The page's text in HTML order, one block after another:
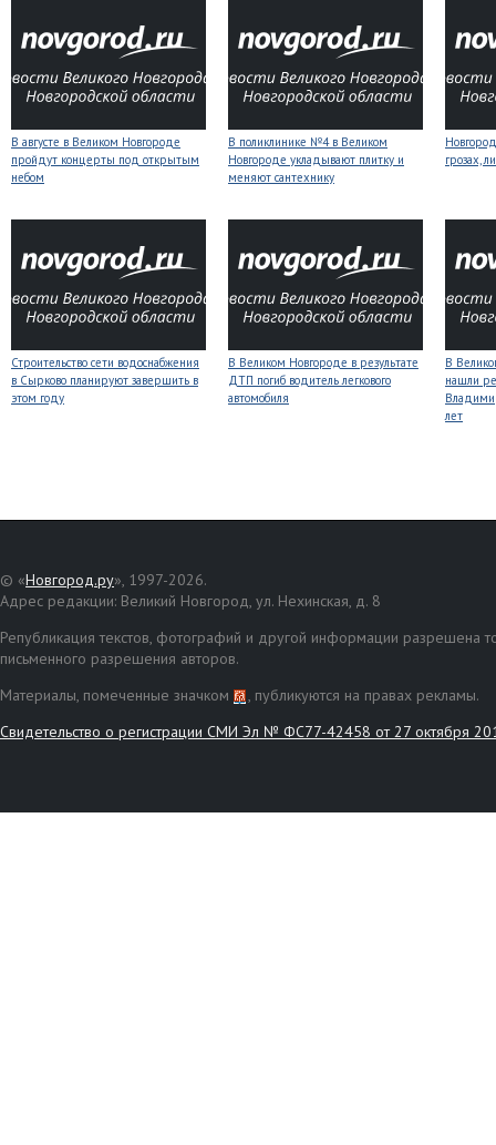
В августе в Великом Новгороде
пройдут концерты под открытым
небом
В поликлинике №4 в Великом
Новгороде укладывают плитку и
меняют сантехнику
грозах,
Строительство сети водоснабжения
в Сырково планируют завершить в
этом году
В Великом Новгороде в результате
ДТП погиб водитель легкового
автомобиля
В
нашли
лет
© «Новгород.ру», 1997-2026.
Адрес редакции: Великий Новгород, ул. Нехинская, д. 8
Републикация текстов, фотографий и другой информации разрешена
письменного разрешения авторов.
Материалы, помеченные значком
, публикуются на правах рекламы.
Свидетельство о регистрации СМИ Эл № ФС77-42458 от 27 октября